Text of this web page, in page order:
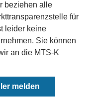
beziehen alle
für
leider keine
Sie können
an die MTS-K
melden